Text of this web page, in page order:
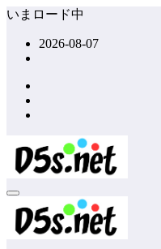
コ
ッ
プ
いまロード中
2026-08-07